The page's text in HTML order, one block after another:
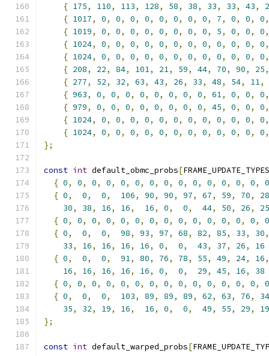
{ 175, 110, 113, 128, 58, 38, 33, 33, 43,
{ 1017, 0, 0, 0, 0, 0, 0, 0, 0, 7, 0, 0, 0,
{ 1019, 0, 0, 0, 0, 0, 0, 0, 0, 5, 0, 0, 0,
{ 1024, 0, 0, 0, 0, 0, 0, 0, 0, 0, 0, 0, 0,
{ 1024, 0, 0, 0, 0, 0, 0, 0, 0, 0, 0, 0, 0,
{ 208, 22, 84, 101, 21, 59, 44, 70, 90, 25,
{ 277, 52, 32, 63, 43, 26, 33, 48, 54, 11,
{ 963, 0, 0, 0, 0, 0, 0, 0, 0, 61, 0, 0, 0,
{ 979, 0, 0, 0, 0, 0, 0, 0, 0, 45, 0, 0, 0,
{ 1024, 0, 0, 0, 0, 0, 0, 0, 0, 0, 0, 0, 0,
{ 1024, 0, 0, 0, 0, 0, 0, 0, 0, 0, 0, 0, 0,
};
const int default_obmc_probs[FRAME_UPDATE_TYPES
{ 0, 0, 0, 0, 0, 0, 0, 0, 0, 0, 0, 0, 0, 0,
0
{ 0, 0, 0, 106, 90, 90, 97, 67, 59, 70,
28
30, 38, 16, 16, 16, 0, 0, 44, 50, 26,
25
{ 0, 0, 0, 0, 0, 0, 0, 0, 0, 0, 0, 0, 0, 0,
0
{ 0, 0, 0, 98, 93, 97, 68, 82, 85, 33, 30,
33, 16, 16, 16, 16, 0, 0, 43, 37, 26,
16
{ 0, 0, 0, 91, 80, 76, 78, 55, 49, 24, 16,
16, 16, 16, 16, 16, 0, 0, 29, 45, 16,
38
{ 0, 0, 0, 0, 0, 0, 0, 0, 0, 0, 0, 0, 0, 0,
0
{ 0, 0, 0, 103, 89, 89, 89, 62, 63, 76,
34
35, 32, 19, 16, 16, 0, 0, 49, 55, 29,
19
};
const int default_warped_probs[